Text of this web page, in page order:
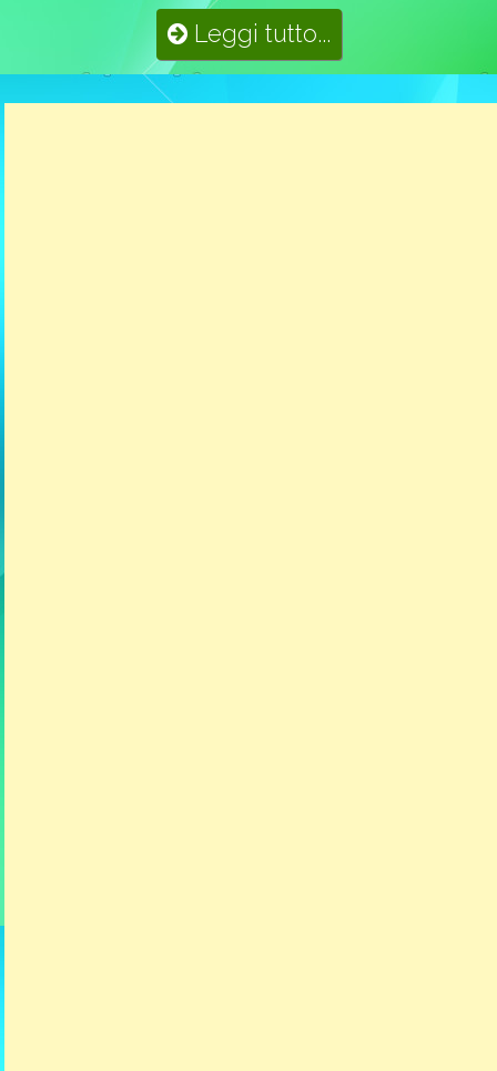
Leggi tutto...